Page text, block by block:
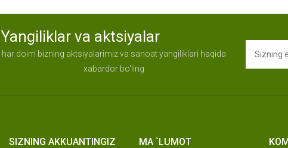
Yangiliklar va aktsiyalar
har doim bizning aktsiyalarimiz va sanoat yangiliklari haqida
xabardor bo'ling
SIZNING AKKUANTINGIZ MA `LUMOT